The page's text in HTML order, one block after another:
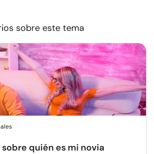
sobre este tema
quién es mi novia